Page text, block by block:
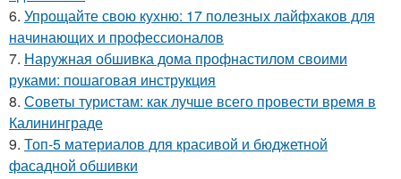
6. Упрощайте свою кухню: 17 полезных лайфхаков для
начинающих и профессионалов
7. Наружная обшивка дома профнастилом своими
руками: пошаговая инструкция
8. Советы туристам: как лучше всего провести время в
Калининграде
9. Топ-5 материалов для красивой и бюджетной
фасадной обшивки